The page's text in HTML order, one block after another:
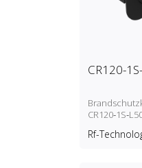
CR120-
Rf-